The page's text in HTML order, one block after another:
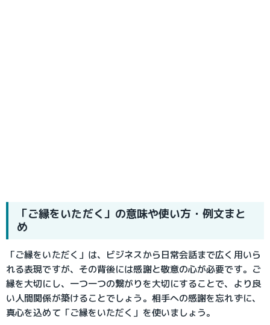
「ご縁をいただく」の意味や使い方・例文まと
め
「ご縁をいただく」は、ビジネスから日常会話まで広く用いら
れる表現ですが、その背後には感謝と敬意の心が必要です。ご
縁を大切にし、一つ一つの繋がりを大切にすることで、より良
い人間関係が築けることでしょう。相手への感謝を忘れずに、
真心を込めて「ご縁をいただく」を使いましょう。